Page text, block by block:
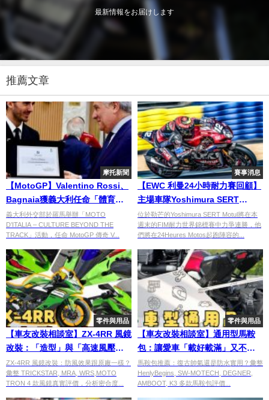
最新情報をお届けします
推薦文章
摩托新聞
【MotoGP】Valentino Rossi、
Bagnaia獲義大利任命「體育外
交大使」羅馬舉辦摩托車文化盛
會
義大利外交部於羅馬舉辦「MOTO
D’ITALIA – CULTURE BEYOND THE
TRACK」活動，任命 MotoGP 傳奇 V...
賽事消息
【EWC 利曼24小時耐力賽回顧】
主場車隊Yoshimura SERT
Motul力爭EWC連勝
位於勒芒的Yoshimura SERT Motul將在本
週末的FIM耐力世界錦標賽中力爭連勝，他
們將在24Heures Motos起跑陣容的...
零件與用品
【車友改裝相談室】ZX-4RR 風鏡
改裝：「造型」與「高速風壓」
的對決，效果跟原廠差不多？｜
台日車友評價匯總
ZX-4RR 風鏡改裝：防風效果跟原廠一樣？
彙整 TRICKSTAR, MRA, WRS,MOTO
TRON 4 款風鏡真實評價，分析密合度...
零件與用品
【車友改裝相談室】通用型馬鞍
包：讓愛車「載好載滿」又不失
帥氣！「防水機能」與「風格搭
配」的終極抉擇｜台日車友評價
匯總
馬鞍包推薦：復古帥氣還是防水實用？彙整
HenlyBegins, SW-MOTECH, DEGNER,
AMBOOT, K3 多款馬鞍包評價...